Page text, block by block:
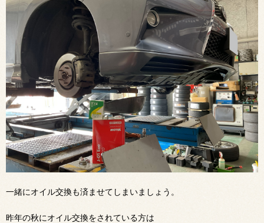
一緒にオイル交換も済ませてしまいましょう。
昨年の秋にオイル交換をされている方は